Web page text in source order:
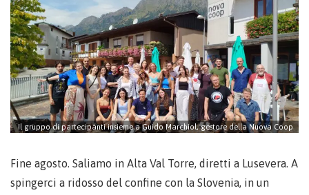
Il gruppo di partecipanti insieme a Guido Marchiol, gestore della Nuova Coop
Fine agosto. Saliamo in Alta Val Torre, diretti a Lusevera. A
spingerci a ridosso del confine con la Slovenia, in un